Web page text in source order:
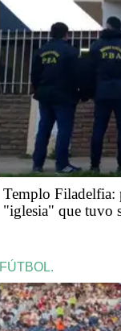
​​​​​Templo Filadelfia:
"iglesia" que tuvo
FÚTBOL.